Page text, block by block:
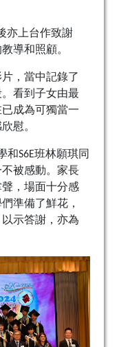
亦上台作致謝
導和照顧。
，當中記錄了
看到子女由最
成為可獨當一
慰。
和S6E班林願琪同
被感動。家長
，場面十分感
準備了鮮花，
示答謝，亦為